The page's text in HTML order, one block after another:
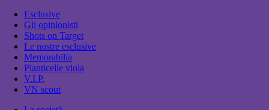
Esclusive
Gli opinionisti
Shots on Target
Le nostre esclusive
Memorabilia
Pianticelle viola
V.I.P.
VN scout